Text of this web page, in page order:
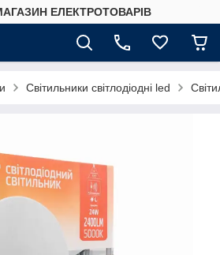
ЕЛЕКТРОТОВАРІВ
Світильники світлодіодні led